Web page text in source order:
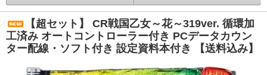
【超セット】 CR戦国乙女～花～319ver. 循環加
工済み オートコントローラー付き PCデータカウン
ター配線・ソフト付き 設定資料本付き 【送料込み】